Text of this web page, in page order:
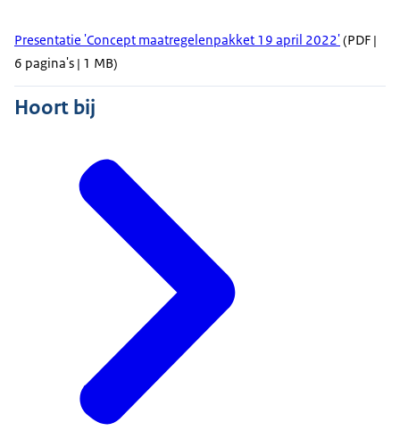
Presentatie 'Concept maatregelenpakket 19 april 2022'(PDF |
6 pagina's | 1 MB)
Hoort bij